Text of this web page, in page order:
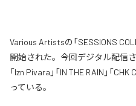
Various Artistsの「SESSIONS
開始された。今回デジタル配信さ
「Izn Pivara」「IN THE RAIN」「
っている。